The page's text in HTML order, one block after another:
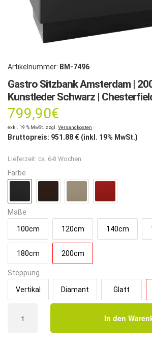
Artikelnummer: BM-7496
Gastro Sitzbank Amsterdam |
Kunstleder Schwarz |
799,90€
exkl. 19 % MwSt. zzgl. Versandkosten
Bruttopreis: 951.88 € (inkl. 19% MwSt.)
Lieferzeit: ca. 6-8 Wochen
Farbe
Maße
100cm 120cm 140cm
180cm 200cm
Steppung
Vertikal Diamant Glatt
Sitzbank
In den